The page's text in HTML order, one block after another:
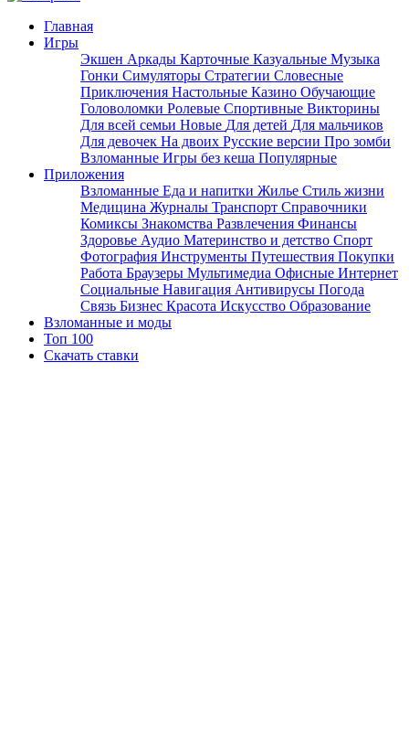
Главная
Игры
Экшен Аркады Карточные Казуальные Музыка
Гонки Симуляторы Стратегии Словесные
Приключения Настольные Казино Обучающие
Головоломки Ролевые Спортивные Викторины
Для всей семьи Новые Для детей Для мальчиков
Для девочек На двоих Русские версии Про зомби
Взломанные Игры без кеша Популярные
Приложения
Взломанные Еда и напитки Жилье Стиль жизни
Медицина Журналы Транспорт Справочники
Комиксы Знакомства Развлечения Финансы
Здоровье Аудио Материнство и детство Спорт
Фотография Инструменты Путешествия Покупки
Работа Браузеры Мультимедиа Офисные Интернет
Социальные Навигация Антивирусы Погода
Связь Бизнес Красота Искусство Образование
Взломанные и моды
Топ 100
Скачать ставки